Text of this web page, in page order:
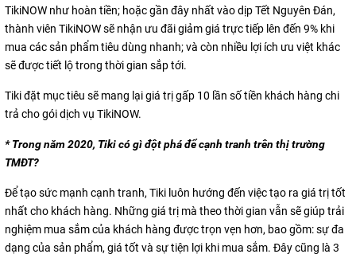
TikiNOW như hoàn tiền; hoặc gần đây nhất vào dịp Tết Nguyên Đán,
thành viên TikiNOW sẽ nhận ưu đãi giảm giá trực tiếp lên đến 9% khi
mua các sản phẩm tiêu dùng nhanh; và còn nhiều lợi ích ưu việt khác
sẽ được tiết lộ trong thời gian sắp tới.
Tiki đặt mục tiêu sẽ mang lại giá trị gấp 10 lần số tiền khách hàng chi
trả cho gói dịch vụ TikiNOW.
* Trong năm 2020, Tiki có gì đột phá để cạnh tranh trên thị trường
TMĐT?
Để tạo sức mạnh cạnh tranh, Tiki luôn hướng đến việc tạo ra giá trị tốt
nhất cho khách hàng. Những giá trị mà theo thời gian vẫn sẽ giúp trải
nghiệm mua sắm của khách hàng được trọn vẹn hơn, bao gồm: sự đa
dạng của sản phẩm, giá tốt và sự tiện lợi khi mua sắm. Đây cũng là 3